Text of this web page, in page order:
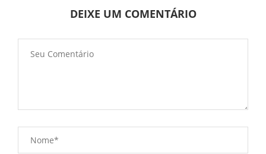
DEIXE UM COMENTÁRIO